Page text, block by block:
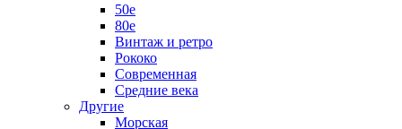
50е
80е
Винтаж и ретро
Рококо
Современная
Средние века
Другие
Морская